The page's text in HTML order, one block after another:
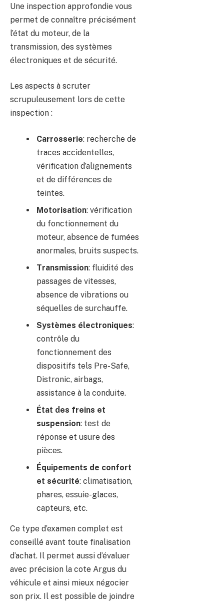
Une inspection approfondie vous
permet de connaître précisément
l’état du moteur, de la
transmission, des systèmes
électroniques et de sécurité.
Les aspects à scruter
scrupuleusement lors de cette
inspection :
Carrosserie: recherche de
traces accidentelles,
vérification d’alignements
et de différences de
teintes.
Motorisation: vérification
du fonctionnement du
moteur, absence de fumées
anormales, bruits suspects.
Transmission: fluidité des
passages de vitesses,
absence de vibrations ou
séquelles de surchauffe.
Systèmes électroniques:
contrôle du
fonctionnement des
dispositifs tels Pre-Safe,
Distronic, airbags,
assistance à la conduite.
État des freins et
suspension: test de
réponse et usure des
pièces.
Équipements de confort
et sécurité: climatisation,
phares, essuie-glaces,
capteurs, etc.
Ce type d’examen complet est
conseillé avant toute finalisation
d’achat. Il permet aussi d’évaluer
avec précision la cote Argus du
véhicule et ainsi mieux négocier
son prix. Il est possible de joindre